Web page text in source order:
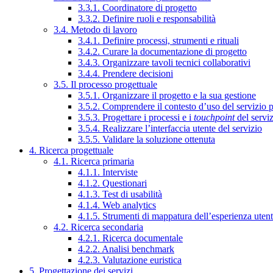
3.3.1. Coordinatore di progetto
3.3.2. Definire ruoli e responsabilità
3.4. Metodo di lavoro
3.4.1. Definire processi, strumenti e rituali
3.4.2. Curare la documentazione di progetto
3.4.3. Organizzare tavoli tecnici collaborativi
3.4.4. Prendere decisioni
3.5. Il processo progettuale
3.5.1. Organizzare il progetto e la sua gestione
3.5.2. Comprendere il contesto d’uso del servizio
3.5.3. Progettare i processi e i touchpointdel
3.5.4. Realizzare l’interfaccia utente del servizio
3.5.5. Validare la soluzione ottenuta
4. Ricerca progettuale
4.1. Ricerca primaria
4.1.1. Interviste
4.1.2. Questionari
4.1.3. Test di usabilità
4.1.4. Web analytics
4.1.5. Strumenti di mappatura dell’esperienza
4.2. Ricerca secondaria
4.2.1. Ricerca documentale
4.2.2. Analisi benchmark
4.2.3. Valutazione euristica
5. Progettazione dei servizi